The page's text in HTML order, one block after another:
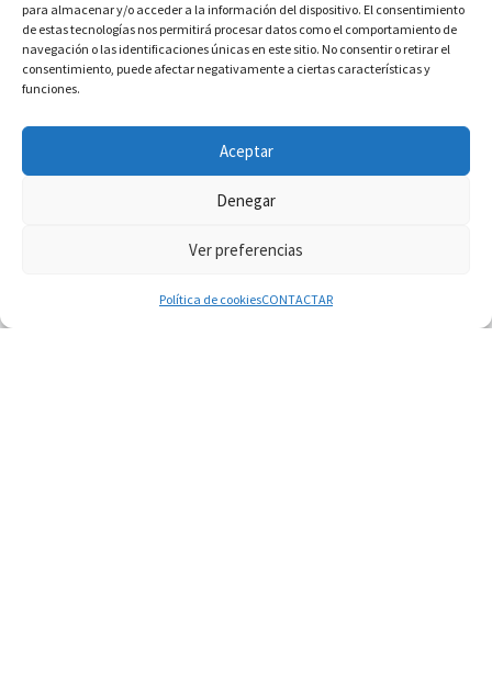
para almacenar y/o acceder a la información del dispositivo. El consentimiento
de estas tecnologías nos permitirá procesar datos como el comportamiento de
navegación o las identificaciones únicas en este sitio. No consentir o retirar el
consentimiento, puede afectar negativamente a ciertas características y
funciones.
Aceptar
Denegar
Ver preferencias
Política de cookiesCONTACTAR
Diaconado permanente– Todos los derechos reservados
WP